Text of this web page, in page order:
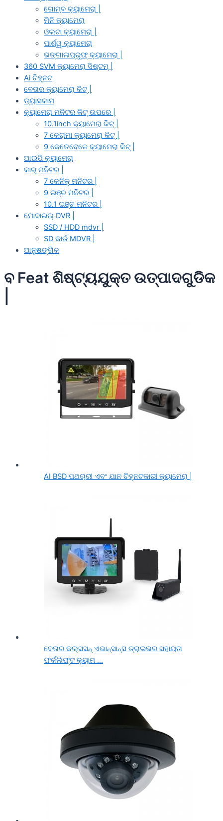
ଗୋମ୍ବ କ୍ୟାମେରା |
ମିନି କ୍ୟାମେରା
ଓଲଟା କ୍ୟାମେରା |
ପାର୍ଶ୍ୱ କ୍ୟାମେରା
ଭଙ୍ଗାଲପ୍ରୁଫ୍ କ୍ୟାମେରା |
360 SVM କ୍ୟାମେରା ସିଷ୍ଟମ୍ |
Ai ଚିହ୍ନଟ
ବେତାର କ୍ୟାମେରା କିଟ୍ |
ଡ୍ୟାସକାମ
କ୍ୟାମେରା ମନିଟର କିଟ୍ ଉପରେ |
10.1inch କ୍ୟାମେରା କିଟ୍ |
7 କେରାମା କ୍ୟାମେରା କିଟ୍ |
9 କେତେବେଳେ କ୍ୟାମେରା କିଟ୍ |
ଆଇପି କ୍ୟାମେରା
କାର୍ ମନିଟର |
7 କେନିକ୍ ମନିଟର |
9 ଇଞ୍ଚ ମନିଟର |
10.1 ଇଞ୍ଚ ମନିଟର |
ମୋବାଇଲ୍ DVR |
SSD / HDD mdvr |
SD କାର୍ଡ MDVR |
ଆନୁଷଙ୍ଗିକ
ବ Feat ଶିଷ୍ଟ୍ୟଯୁକ୍ତ ଉତ୍ପାଦଗୁଡିକ
AI BSD ପଥଚାରୀ ଏବଂ ଯାନ ଚିହ୍ନଟକାରୀ କ୍ୟାମେରା |
ବେତାର କଲ୍ସସନ୍ ଏଭାନ୍ସାନ୍ସ ଡ୍ରାଇଭର ସହାୟତା
ଫର୍କଲିଫ୍ଟ କ୍ୟାମ ...